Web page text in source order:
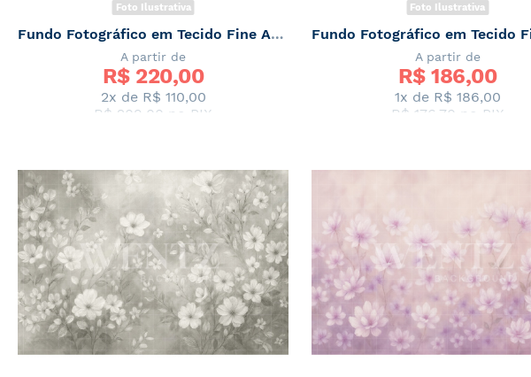
Foto Ilustrativa
Fundo Fotográfico em Tecido Fine Art Floral / Backdrop 7846
A partir de
R$ 220,00
2x de R$ 110,00
R$ 209,00 no PIX
Foto Ilustrativa
A partir de
R$ 186,00
1x de R$ 186,00
R$ 176,70 no PIX